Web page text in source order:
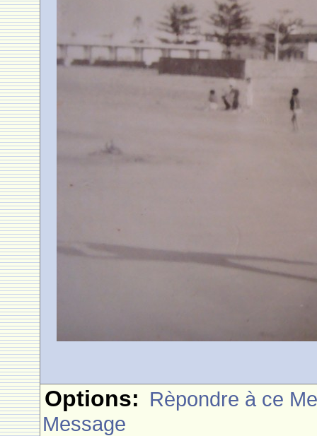
Options: Rèpondre à ce
Message